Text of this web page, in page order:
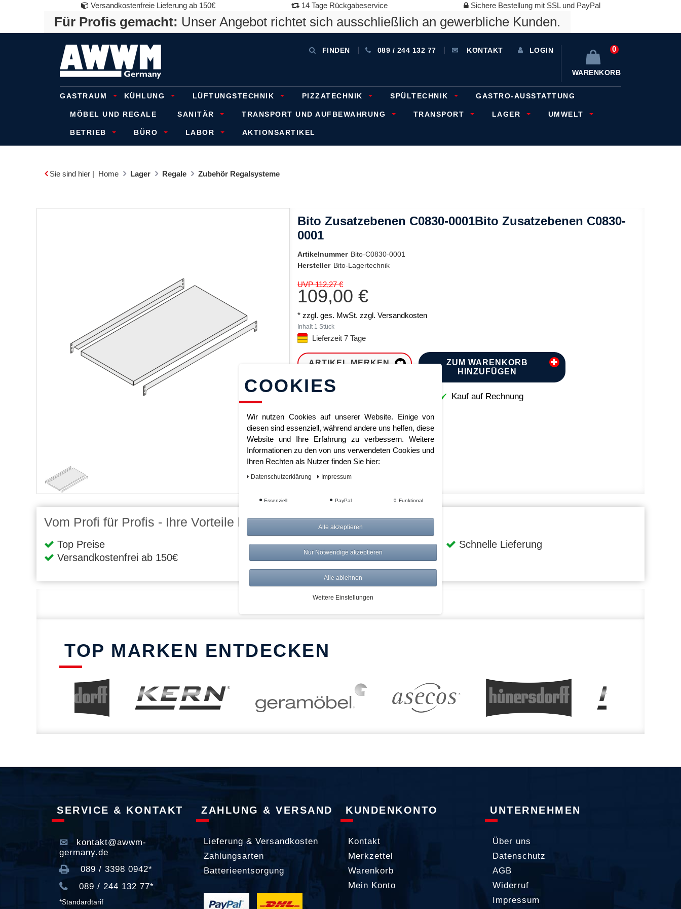
Versandkostenfreie Lieferung ab 150€ 14 Tage Rückgabeservice Sichere Bestellung mit SSL und PayPal
Für Profis gemacht: Unser Angebot richtet sich ausschließlich an gewerbliche Kunden.
FINDEN 089 / 244 132 77 KONTAKT LOGIN 0
WARENKORB
GASTRAUM KÜHLUNG LÜFTUNGSTECHNIK PIZZATECHNIK SPÜLTECHNIK GASTRO-AUSSTATTUNG
MÖBEL UND REGALE SANITÄR TRANSPORT UND AUFBEWAHRUNG TRANSPORT LAGER UMWELT
BETRIEB BÜRO LABOR AKTIONSARTIKEL
Sie sind hier | Home Lager Regale Zubehör Regalsysteme
Bito Zusatzebenen C0830-0001Bito Zusatzebenen C0830-
0001
Artikelnummer Bito-C0830-0001
Hersteller Bito-Lagertechnik
UVP 112,27 €
109,00 €
* zzgl. ges. MwSt. zzgl. Versandkosten
Inhalt 1 Stück
Lieferzeit 7 Tage
ARTIKEL MERKEN
ZUM WARENKORB
HINZUFÜGEN
Kauf auf Rechnung
Vom Profi für Profis - Ihre Vorteile bei AWWM:
Top Preise
Versandkostenfrei ab 150€
Risikolos: 14 Tage Rückgabe
Über 20.000 Artikel
Schnelle Lieferung
TOP MARKEN ENTDECKEN
SERVICE & KONTAKT
kontakt@awwm-
germany.de
089 / 3398 0942*
089 / 244 132 77*
*Standardtarif
ZAHLUNG & VERSAND
Lieferung & Versandkosten
Zahlungsarten
Batterieentsorgung
KUNDENKONTO
Kontakt
Merkzettel
Warenkorb
Mein Konto
UNTERNEHMEN
Über uns
Datenschutz
AGB
Widerruf
Impressum
COOKIES
Wir nutzen Cookies auf unserer Website. Einige von
diesen sind essenziell, während andere uns helfen, diese
Website und Ihre Erfahrung zu verbessern. Weitere
Informationen zu den von uns verwendeten Cookies und
Ihren Rechten als Nutzer finden Sie hier:
Daten­schutz­erklärung Impressum
Essenziell PayPal Funktional
Alle akzeptieren
Nur Notwendige akzeptieren
Alle ablehnen
Weitere Einstellungen